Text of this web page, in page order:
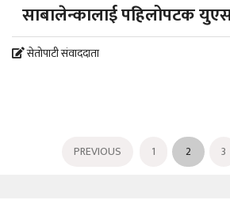
साबालेन्कालाई‌ पहिलोपटक
सेतोपाटी संवाददाता
PREVIOUS 1 2 3